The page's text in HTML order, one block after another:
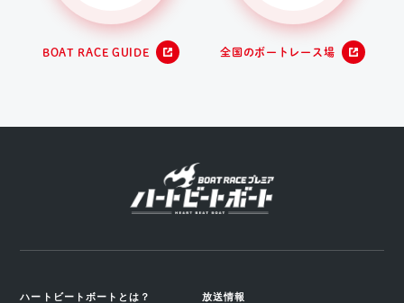
BOAT RACE GUIDE 全国のボートレース場
ハートビートボートとは？ 放送情報